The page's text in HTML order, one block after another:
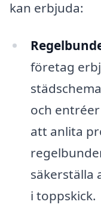
kan erbjuda:
företag
och
att anlita
säkerställa
i toppskick.